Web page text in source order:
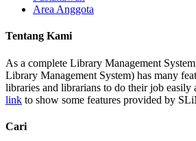
Area Anggota
Tentang Kami
As a complete Library Management
Library Management System) has many
libraries and librarians to do their job
link to show some features provided by
Cari